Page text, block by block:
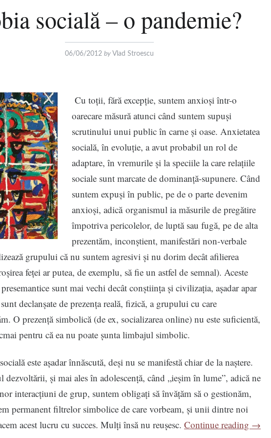
socială – o pandemie?
06/06/2012 by Vlad Stroescu
Cu toții, fără excepție, suntem anxioși într-o
oarecare măsură atunci când suntem supuși
scrutinului unui public în carne și oase. Anxietatea
socială, în evoluție, a avut probabil un rol de
adaptare, în vremurile și la speciile la care relațiile
sociale sunt marcate de dominanță-supunere. Când
suntem expuși în public, pe de o parte devenim
anxioși, adică organismul ia măsurile de pregătire
împotriva pericolelor, de luptă sau fugă, pe de alta
prezentăm, inconștient, manifestări non-verbale
grupului că nu suntem agresivi și nu dorim decât afilierea
feței ar putea, de exemplu, să fie un astfel de semnal). Aceste
sunt mai vechi decât conștiința și civilizația, așadar apar
declanșate de prezența reală, fizică, a grupului cu care
O prezență simbolică (de ex, socializarea online) nu este suficientă,
pentru că ea nu poate șunta limbajul simbolic.
este așadar înnăscută, deși nu se manifestă chiar de la naștere.
dezvoltării, și mai ales în adolescență, când „ieșim în lume”, adică ne
interacțiuni de grup, suntem obligați să învățăm să o gestionăm,
permanent filtrelor simbolice de care vorbeam, și unii dintre noi
acest lucru cu succes. Mulți însă nu reușesc. Continue reading “Fobia
→